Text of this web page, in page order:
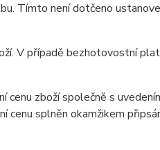
Tímto není dotčeno
V případě bezhotovostní
zboží společně s
splněn okamžikem